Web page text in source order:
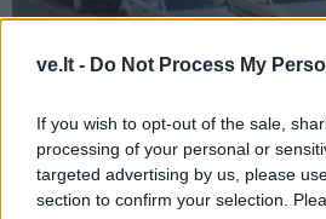
ve.lt - Do Not Process My
If you wish to opt-out of the sale,
processing of your personal or
targeted advertising by us, please
section to confirm your selection.
Automobilių rinka ties
kodėl pavasarį neliks ką